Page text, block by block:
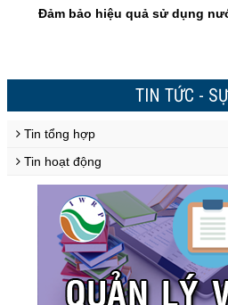
Đảm bảo hiệu quả sử dụng
TIN TỨC -
Tin tổng hợp
Tin hoạt động